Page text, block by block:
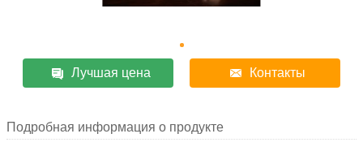
Лучшая цена Контакты
Подробная информация о продукте